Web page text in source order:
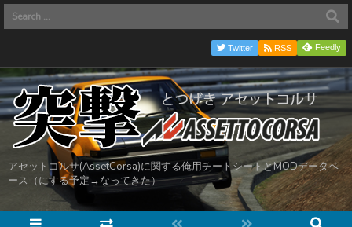
アセットコルサ(AssetCorsa)に関する俺用チートシートとMODデータベ
ース（にする予定→なってきた）
Twitter RSS Feedly